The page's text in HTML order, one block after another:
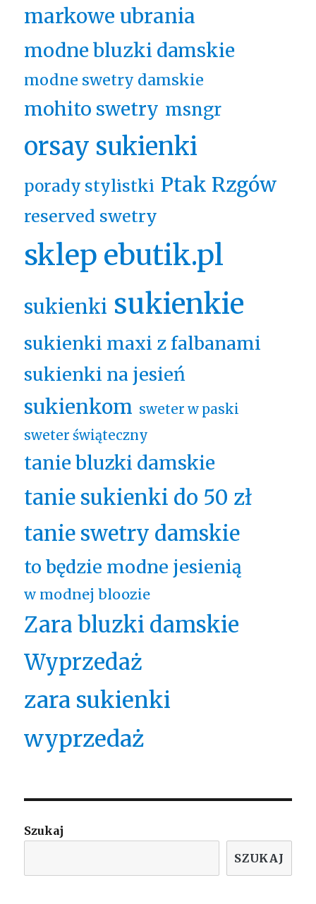
markowe ubrania
modne bluzki damskie
modne swetry damskie
mohito swetry msngr
orsay sukienki
porady stylistki Ptak Rzgów
reserved swetry
sklep ebutik.pl
sukienki sukienkie
sukienki maxi z falbanami
sukienki na jesień
sukienkom sweter w paski
sweter świąteczny
tanie bluzki damskie
tanie sukienki do 50 zł
tanie swetry damskie
to będzie modne jesienią
w modnej bloozie
Zara bluzki damskie
Wyprzedaż
zara sukienki
wyprzedaż
Szukaj
SZUKAJ